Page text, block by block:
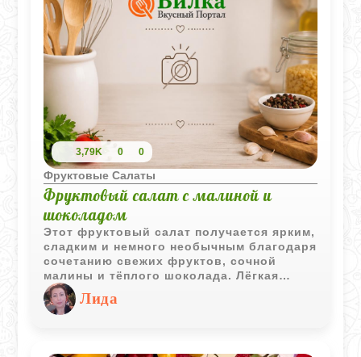
3,79K 0 0
Фруктовые Салаты
Фруктовый салат с малиной и
шоколадом
Этот фруктовый салат получается ярким,
сладким и немного необычным благодаря
сочетанию свежих фруктов, сочной
малины и тёплого шоколада. Лёгкая
кислинка ягод отлично дополняет бананы
и ананас, а шоколад делает десерт
особенно уютным.
Лида